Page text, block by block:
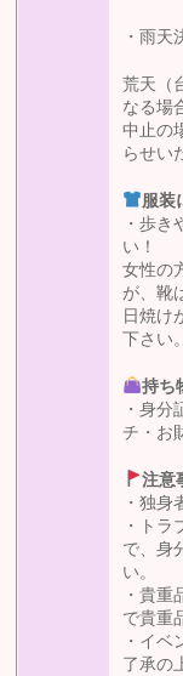
・雨天
荒天（
なる場
中止の
らせい
服装
・歩き
い！
女性の
が、靴
日焼け
下さい。
持ち
・身分
チ・お
注意
・独身
・ト
で、身
い。
・貴
で貴重
・イ
了承の